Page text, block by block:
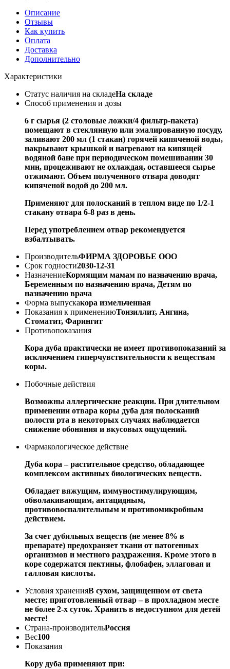
Описание
Отзывы
Как купить
Оплата
Доставка
Дополнительно
Характеристики
Статус наличия на складеНа складе
Способ применения и дозы
6 г сырья (2 столовые ложки/4 фильтр-пакета)
помещают в стеклянную или эмалированную посуду,
заливают 200 мл (1 стакан) горячей кипяченой воды,
накрывают крышкой и нагревают на кипящей
водяной бане при периодическом помешивании 30
мин, процеживают не охлаждая, оставшееся сырье
отжимают. Объем полученного отвара доводят
кипяченой водой до 200 мл.
Применяют для полосканий в теплом виде по 1/2-1
стакану отвара 6-8 раз в день.
Перед употреблением отвар рекомендуется
взбалтывать.
ПроизводительФИРМА ЗДОРОВЬЕ ООО
Срок годности2030-12-31
НазначениеКормящим мамам по назначению врача,
Беременным по назначению врача, Детям по
назначению врача
Форма выпускакора измельченная
Показания к применениюТонзиллит, Ангина,
Стоматит, Фарингит
Противопоказания
Кора дуба практически не имеет противопоказаний за
исключением гиперчувствительности к веществам
коры.
Побочные действия
Возможны аллергические реакции. При длительном
применении отвара коры дуба для полосканий
полости рта в некоторых случаях наблюдается
снижение обоняния и вкусовых ощущений.
Фармакологическое действие
Дуба кора – растительное средство, обладающее
комплексом активных биологических веществ.
Обладает вяжущим, иммуностимулирующим,
обволакивающим, антацидным,
противовоспалительным и противомикробным
действием.
За счет дубильных веществ (не менее 8% в
препарате) предохраняет ткани от патогенных
организмов и местного раздражения. Кроме этого в
коре содержатся пектины, флобафен, эллаговая и
галловая кислоты.
Условия храненияВ сухом, защищенном от света
месте; приготовленный отвар – в прохладном месте
не более 2-х суток. Хранить в недоступном для детей
месте!
Страна-производительРоссия
Вес100
Показания
Кору дуба применяют при: